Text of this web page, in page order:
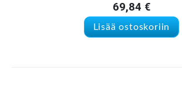
69,84 €
Lisää ostoskoriin